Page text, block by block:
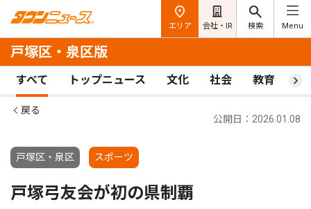
エリア 会社・IR 検索 Menu
戸塚区・泉区版
すべて トップニュース 文化 社会 教育 ス
戻る
戸塚区・泉区 スポーツ
公開日：2026.01.08
戸塚弓友会が初の県制覇